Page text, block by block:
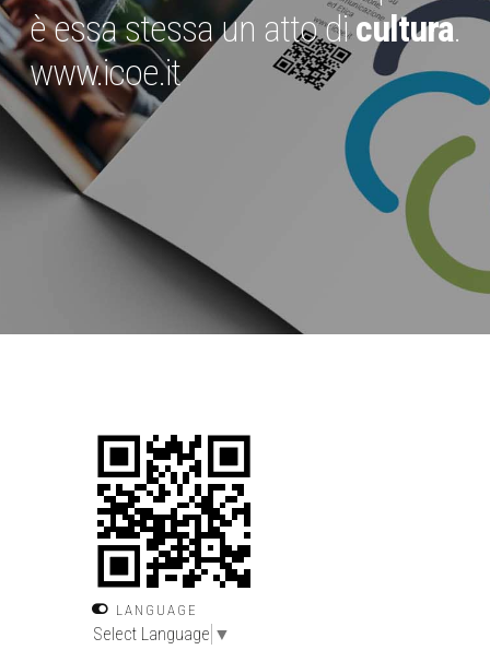
è essa stessa un atto dicultura.
www.icoe.it
LANGUAGE
Select Language ▼